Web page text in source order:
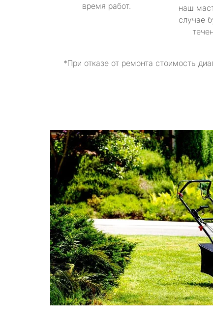
время работ.
наш
случае
*При отказе от ремонта стоимость